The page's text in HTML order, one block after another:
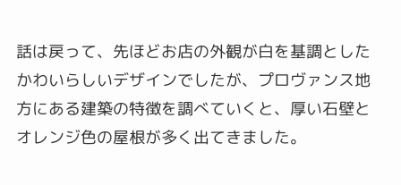
話は戻って、先ほどお店の外観が白を基調とした
かわいらしいデザインでしたが、プロヴァンス地
方にある建築の特徴を調べていくと、厚い石壁と
オレンジ色の屋根が多く出てきました。